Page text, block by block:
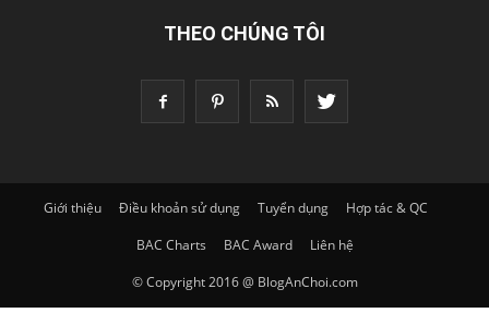
THEO CHÚNG TÔI
Giới thiệu Điều khoản sử dụng Tuyển dụng
Hợp tác & QC
BAC Charts
BAC Award
Liên hệ
© Copyright 2016 @ BlogAnChoi.com